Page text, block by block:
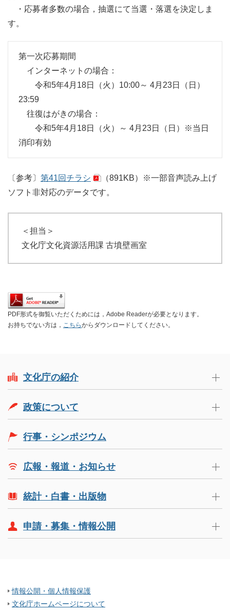
・応募者多数の場合，抽選にて当選・落選を決定しま
す。
第一次応募期間
インターネットの場合：
令和5年4月18日
（火） 10:00～ 4月23日
（日）
23:59
往復はがきの場合：
令和5年4月18日
（火） ～ 4月23日 （日）
※当日
消印有効
〔参考〕 第41回チラシ （891KB）
※一部音声読み上げ
ソフト非対応のデータです。
＜担当＞
文化庁文化資源活用課 古墳壁画室
PDF形式を御覧いただくためには，Adobe Readerが必要となります。
お持ちでない方は， こちらからダウンロードしてください。
文化庁の紹介
政策について
行事・シンポジウム
広報・報道・お知らせ
統計・白書・出版物
申請・募集・情報公開
情報公開・個人情報保護
文化庁ホームページについて